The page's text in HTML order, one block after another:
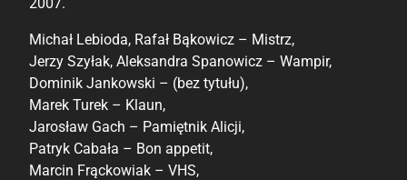
Marta Fonfara
Jakub Gruszczyński
Rat
Piotr Kubasik
Marek Rudowski
Robert Konsztat
Michał Janusik
Michał Lebioda, Rafał Bąkowicz – Mistrz,
Jerzy Szyłak, Aleksandra Spanowicz – Wampir,
Dominik Jankowski – (bez tytułu),
Marek Turek – Klaun,
Jarosław Gach – Pamiętnik Alicji,
Patryk Cabała – Bon appetit,
Marcin Frąckowiak – VHS,